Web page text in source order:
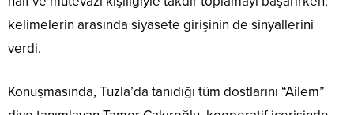
kelimelerin arasında siyasete girişinin de sinyallerini
verdi.
Konuşmasında, Tuzla’da tanıdığı tüm dostlarını “Ailem”